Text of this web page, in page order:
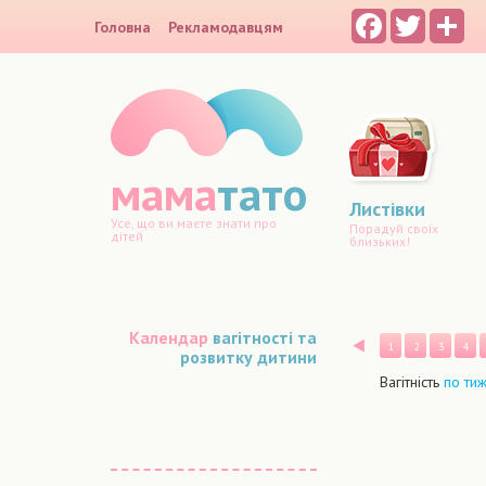
Головна Рекламодавцям FacebookTwitter
маматато
Усе, що ви маєте знати про
дітей
Листівки
Порадуй своїх
близьких!
Календар вагітності та
розвитку дитини
Назад
1 2 3 4
Вагітність по